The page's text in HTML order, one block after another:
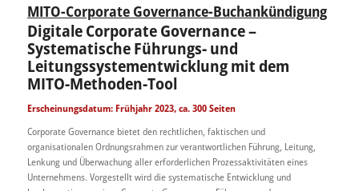
MITO-Corporate Governance-Buchankündigung
Digitale Corporate Governance–
Systematische Führungs- und
Leitungssystementwicklung mit dem
MITO-Methoden-Tool
Erscheinungsdatum: Frühjahr 2023, ca. 300 Seiten
Corporate Governance bietet den rechtlichen, faktischen und
organisationalen Ordnungsrahmen zur verantwortlichen Führung, Leitung,
Lenkung und Überwachung aller erforderlichen Prozessaktivitäten eines
Unternehmens. Vorgestellt wird die systematische Entwicklung und